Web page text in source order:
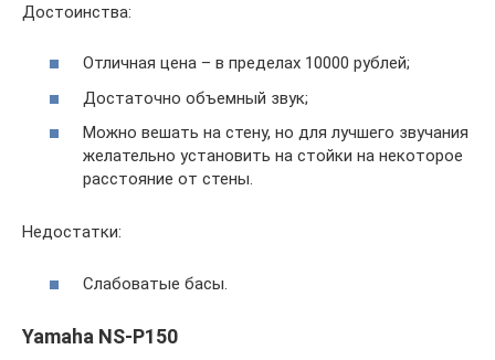
Достоинства:
Отличная цена – в пределах 10000 рублей;
Достаточно объемный звук;
Можно вешать на стену, но для лучшего звучания
желательно установить на стойки на некоторое
расстояние от стены.
Недостатки:
Слабоватые басы.
Yamaha NS-P150